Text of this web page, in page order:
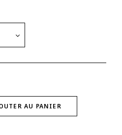
ambrée. quantity
AU PANIER